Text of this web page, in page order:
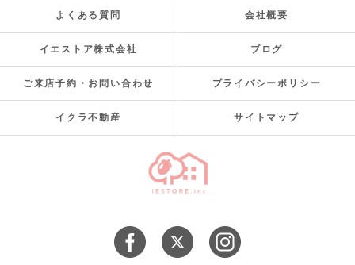
よくある質問 会社概要
イエストア株式会社 ブログ
ご来店予約・お問い合わせ プライバシーポリシー
イクラ不動産 サイトマップ